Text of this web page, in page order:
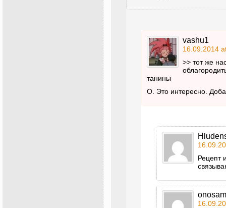
vashu1
16.09.2014
>> тот же
танины
О. Это интересно.
Рецепт